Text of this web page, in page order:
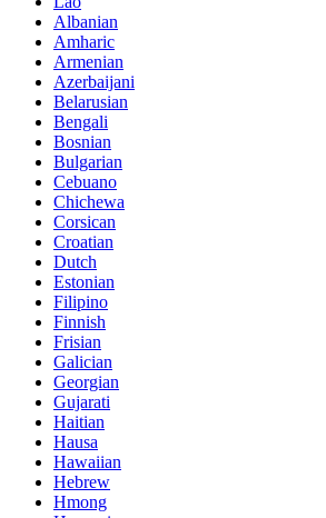
Albanian
Amharic
Armenian
Azerbaijani
Belarusian
Bengali
Bosnian
Bulgarian
Cebuano
Chichewa
Corsican
Croatian
Dutch
Estonian
Filipino
Finnish
Frisian
Galician
Georgian
Gujarati
Haitian
Hausa
Hawaiian
Hebrew
Hmong